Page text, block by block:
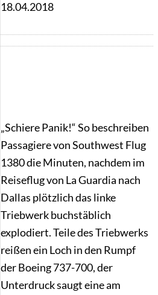
18.04.2018
„Schiere Panik!“ So beschreiben
Passagiere von Southwest Flug
1380 die Minuten, nachdem im
Reiseflug von La Guardia nach
Dallas plötzlich das linke
Triebwerk buchstäblich
explodiert. Teile des Triebwerks
reißen ein Loch in den Rumpf
der Boeing 737-700, der
Unterdruck saugt eine am